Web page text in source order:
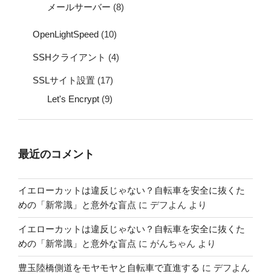
メールサーバー (8)
OpenLightSpeed (10)
SSHクライアント (4)
SSLサイト設置 (17)
Let's Encrypt (9)
最近のコメント
イエローカットは違反じゃない？自転車を安全に抜くた
めの「新常識」と意外な盲点 に デフよん より
イエローカットは違反じゃない？自転車を安全に抜くた
めの「新常識」と意外な盲点 に がんちゃん より
豊玉陸橋側道をモヤモヤと自転車で直進する に デフよん